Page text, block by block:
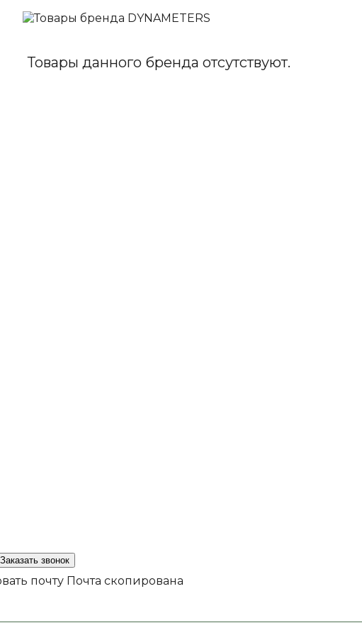
Товары данного бренда отсутствуют.
Заказать звонок
почту Почта скопирована